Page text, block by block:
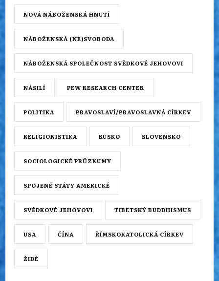
NOVÁ NÁBOŽENSKÁ HNUTÍ
NÁBOŽENSKÁ (NE)SVOBODA
NÁBOŽENSKÁ SPOLEČNOST SVĚDKOVÉ JEHOVOVI
NÁSILÍ PEW RESEARCH CENTER
POLITIKA PRAVOSLAVÍ/PRAVOSLAVNÁ CÍRKEV
RELIGIONISTIKA RUSKO SLOVENSKO
SOCIOLOGICKÉ PRŮZKUMY
SPOJENÉ STÁTY AMERICKÉ
SVĚDKOVÉ JEHOVOVI TIBETSKÝ BUDDHISMUS
USA ČÍNA ŘÍMSKOKATOLICKÁ CÍRKEV
ŽIDÉ